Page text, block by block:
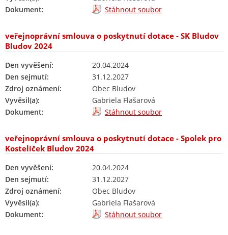
Dokument:
Stáhnout soubor
veřejnoprávní smlouva o poskytnutí dotace - SK Bludov
Bludov 2024
Den vyvěšení:
20.04.2024
Den sejmutí:
31.12.2027
Zdroj oznámení:
Obec Bludov
Vyvěsil(a):
Gabriela Flašarová
Dokument:
Stáhnout soubor
veřejnoprávní smlouva o poskytnutí dotace - Spolek pro
Kostelíček Bludov 2024
Den vyvěšení:
20.04.2024
Den sejmutí:
31.12.2027
Zdroj oznámení:
Obec Bludov
Vyvěsil(a):
Gabriela Flašarová
Dokument:
Stáhnout soubor